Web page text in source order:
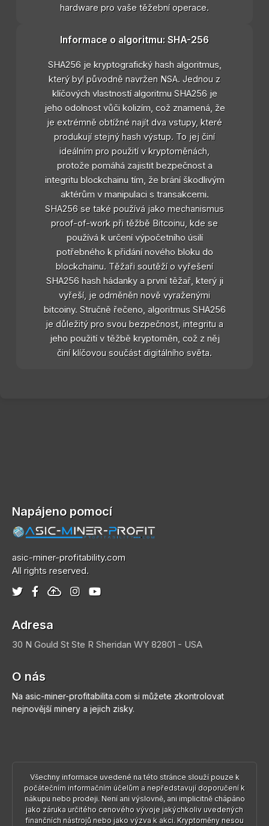
hardware pro vaše těžební operace.
Informace o algoritmu: SHA-256
SHA256 je kryptografický hash algoritmus,
který byl původně navržen NSA. Jednou z
klíčových vlastností algoritmu SHA256 je
jeho odolnost vůči kolizím, což znamená, že
je extrémně obtížné najít dva vstupy, které
produkují stejný hash výstup. To jej činí
ideálním pro použití v kryptoměnách,
protože pomáhá zajistit bezpečnost a
integritu blockchainu tím, že brání škodlivým
aktérům v manipulaci s transakcemi.
SHA256 se také používá jako mechanismus
proof-of-work při těžbě Bitcoinu, kde se
používá k určení výpočetního úsilí
potřebného k přidání nového bloku do
blockchainu. Těžaři soutěží o vyřešení
SHA256 hash hádanky a první těžař, který ji
vyřeší, je odměněn nově vyraženými
bitcoiny. Stručně řečeno, algoritmus SHA256
je důležitý pro svou bezpečnost, integritu a
jeho použití v těžbě kryptoměn, což z něj
činí klíčovou součást digitálního světa.
Napájeno pomocí
asic-miner-profitability.com
All rights reserved.
Adresa
30 N Gould St Ste R Sheridan WY 82801 - USA
O nás
Na asic-miner-profitabilita.com si můžete zkontrolovat
nejnovější minery a jejich zisky.
Všechny informace uvedené na této stránce slouží pouze k
počátečním informačním účelům a nepředstavují doporučení k
nákupu nebo prodeji. Není ani výslovně, ani implicitně chápáno
jako záruka určitého cenového vývoje jakýchkoliv uvedených
finančních nástrojů nebo jako výzva k akci. Kryptoměny nesou